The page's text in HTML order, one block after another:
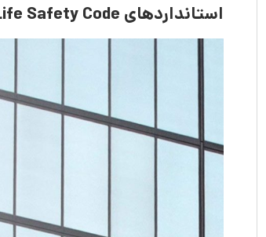
استانداردهای Life Safety Code چگونه تهیه و تدوین می‌‎شوند؟